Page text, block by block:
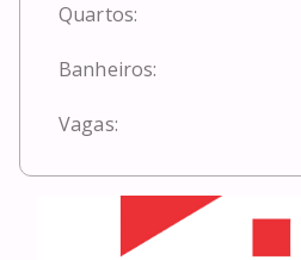
Quartos:
Banheiros:
Vagas: